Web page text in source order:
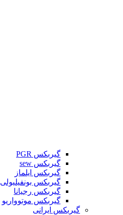
گیربکس PGR
گیربکس sew
گیربکس ایلماز
گیربکس بونفیلیولی
گیربکس رجیانا
گیربکس موتوواریو
گیربکس ایرانی